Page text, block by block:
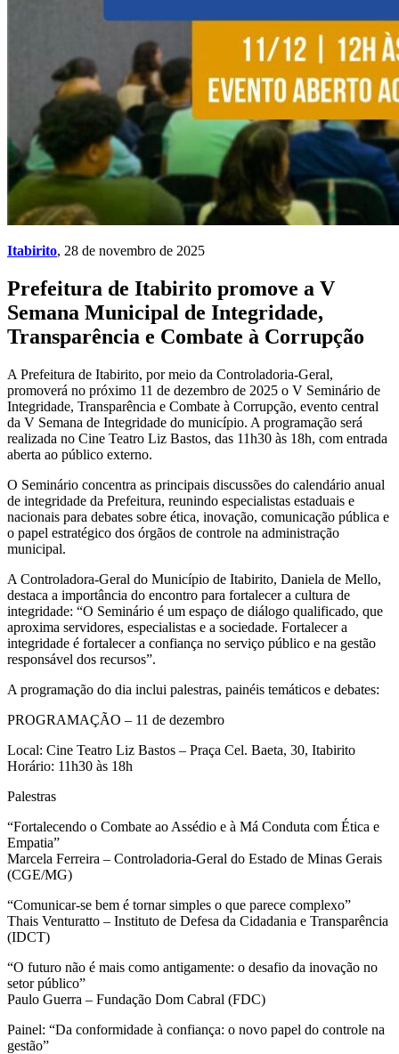
Itabirito, 28 de novembro de 2025
Prefeitura de Itabirito promove a V
Semana Municipal de Integridade,
Transparência e Combate à Corrupção
A Prefeitura de Itabirito, por meio da Controladoria-Geral,
promoverá no próximo 11 de dezembro de 2025 o V Seminário de
Integridade, Transparência e Combate à Corrupção, evento central
da V Semana de Integridade do município. A programação será
realizada no Cine Teatro Liz Bastos, das 11h30 às 18h, com entrada
aberta ao público externo.
O Seminário concentra as principais discussões do calendário anual
de integridade da Prefeitura, reunindo especialistas estaduais e
nacionais para debates sobre ética, inovação, comunicação pública e
o papel estratégico dos órgãos de controle na administração
municipal.
A Controladora-Geral do Município de Itabirito, Daniela de Mello,
destaca a importância do encontro para fortalecer a cultura de
integridade: “O Seminário é um espaço de diálogo qualificado, que
aproxima servidores, especialistas e a sociedade. Fortalecer a
integridade é fortalecer a confiança no serviço público e na gestão
responsável dos recursos”.
A programação do dia inclui palestras, painéis temáticos e debates:
PROGRAMAÇÃO – 11 de dezembro
Local: Cine Teatro Liz Bastos – Praça Cel. Baeta, 30, Itabirito
Horário: 11h30 às 18h
Palestras
“Fortalecendo o Combate ao Assédio e à Má Conduta com Ética e
Empatia”
Marcela Ferreira – Controladoria-Geral do Estado de Minas Gerais
(CGE/MG)
“Comunicar-se bem é tornar simples o que parece complexo”
Thais Venturatto – Instituto de Defesa da Cidadania e Transparência
(IDCT)
“O futuro não é mais como antigamente: o desafio da inovação no
setor público”
Paulo Guerra – Fundação Dom Cabral (FDC)
Painel: “Da conformidade à confiança: o novo papel do controle na
gestão”